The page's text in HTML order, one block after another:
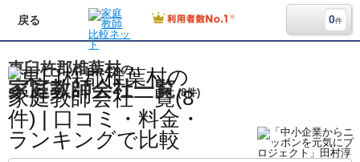
戻る 0件
東臼杵郡椎葉村の
家庭教師会社一覧 (8件)